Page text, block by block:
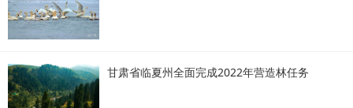
甘肃省临夏州全面完成2022年营造林任务